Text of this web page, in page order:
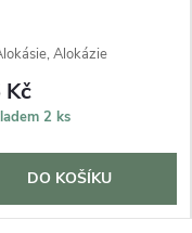
Alokázie
Kč
2 ks
DO KOŠÍKU